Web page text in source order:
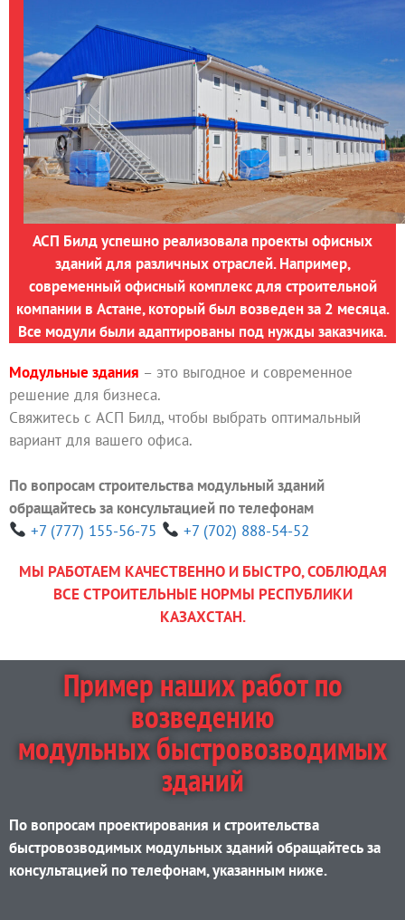
АСП Билд успешно реализовала проекты офисных
зданий для различных отраслей. Например,
современный офисный комплекс для строительной
компании в Астане, который был возведен за 2 месяца.
Все модули были адаптированы под нужды заказчика.
Модульные здания – это выгодное и современное
решение для бизнеса.
Свяжитесь с АСП Билд, чтобы выбрать оптимальный
вариант для вашего офиса.
По вопросам строительства модульный зданий
обращайтесь за консультацией по телефонам
+7 (777) 155-56-75
+7 (702) 888-54-52
МЫ РАБОТАЕМ КАЧЕСТВЕННО И БЫСТРО, СОБЛЮДАЯ
ВСЕ СТРОИТЕЛЬНЫЕ НОРМЫ РЕСПУБЛИКИ
КАЗАХСТАН.
Пример наших работ по
возведению
модульных быстровозводимых
зданий
По вопросам проектирования и строительства
быстровозводимых модульных зданий обращайтесь за
консультацией по телефонам, указанным ниже.